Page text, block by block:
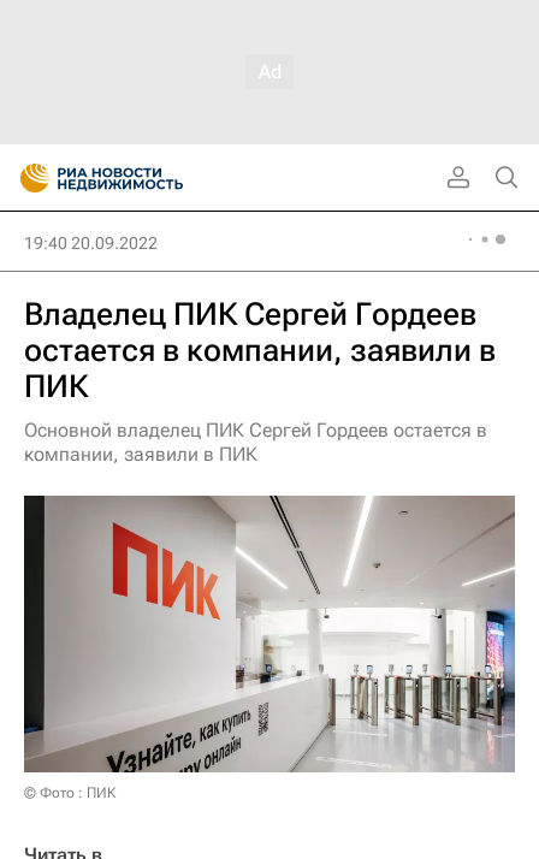
19:40 20.09.2022
Владелец ПИК Сергей Гордеев
остается в компании, заявили в
ПИК
Основной владелец ПИК Сергей Гордеев остается в
компании, заявили в ПИК
© Фото : ПИК
Читать в